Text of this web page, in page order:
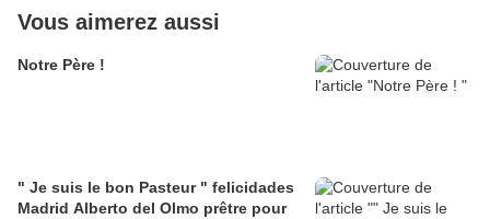
Vous aimerez aussi
Notre Père !
" Je suis le bon Pasteur " felicidades
Madrid Alberto del Olmo prêtre pour